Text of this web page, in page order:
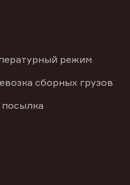
режим
сборных грузов